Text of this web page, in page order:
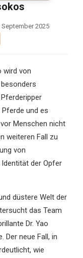
September 2025
wird von
und es
Menschen nicht
weiteren Fall zu
von
der Opfer
düstere Welt der
das Team
Dr. Yao
Der neue Fall, in
wie